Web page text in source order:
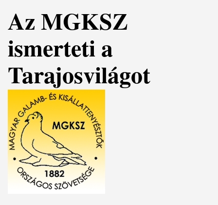
Az MGKSZ
ismerteti a
Tarajosvilágot